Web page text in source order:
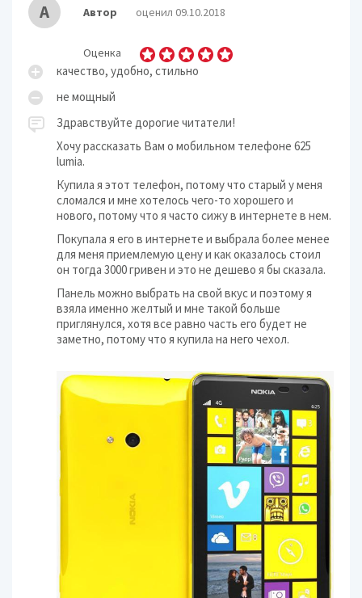
А Автор оценил 09.10.2018
Оценка
качество, удобно, стильно
не мощный
Здравствуйте дорогие читатели!
Хочу рассказать Вам о мобильном телефоне 625
lumia.
Купила я этот телефон, потому что старый у меня
сломался и мне хотелось чего-то хорошего и
нового, потому что я часто сижу в интернете в нем.
Покупала я его в интернете и выбрала более менее
для меня приемлемую цену и как оказалось стоил
он тогда 3000 гривен и это не дешево я бы сказала.
Панель можно выбрать на свой вкус и поэтому я
взяла именно желтый и мне такой больше
приглянулся, хотя все равно часть его будет не
заметно, потому что я купила на него чехол.